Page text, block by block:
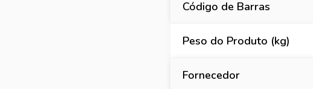
Código de Barras
Peso do Produto (kg)
Fornecedor